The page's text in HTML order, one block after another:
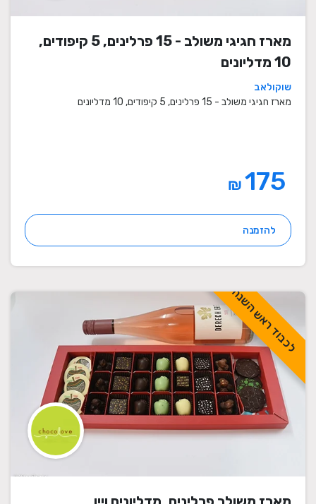
מארז חגיגי משולב - 15 פרלינים, 5 קיפודים,
10 מדליונים
שוקולאב
מארז חגיגי משולב - 15 פרלינים, 5 קיפודים, 10 מדליונים
₪
להזמנה
לכבוד ראש השנה